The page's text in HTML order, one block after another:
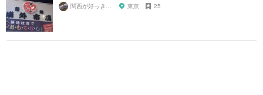
東京 25